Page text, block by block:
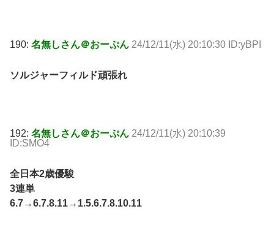
190: 名無しさん＠おーぷん 24/12/11(水) 20:10:30 ID:yBPI
ソルジャーフィルド頑張れ
192: 名無しさん＠おーぷん 24/12/11(水) 20:10:39
ID:SMO4
全日本2歳優駿
3連単
6.7→6.7.8.11→1.5.6.7.8.10.11